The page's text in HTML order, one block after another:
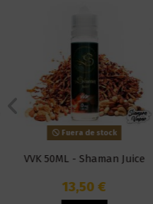
Fuera de stock
VVK 50ML - Shaman Juice
13,50 €